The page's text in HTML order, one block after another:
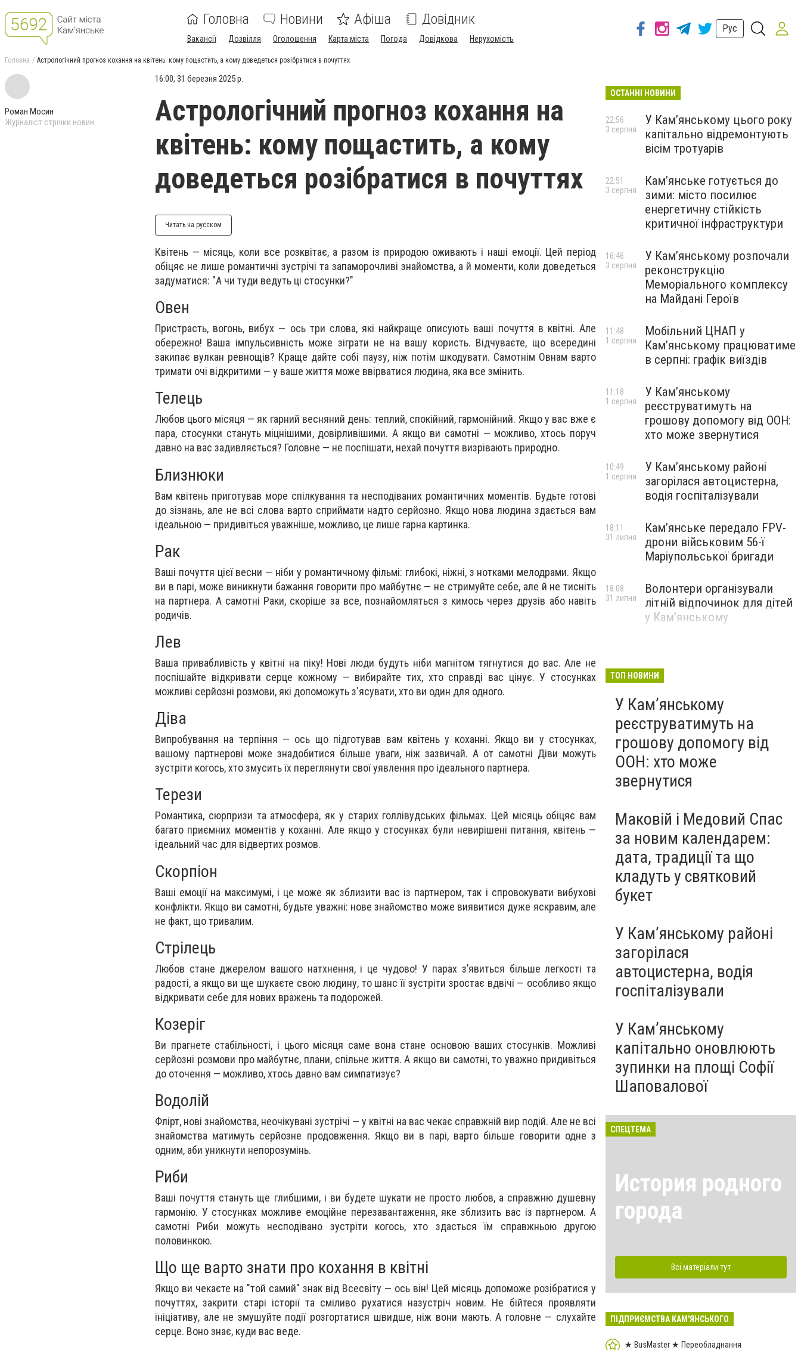
Головна Новини Афіша Довідник
Вакансії Дозвілля Оголошення Карта міста Погода Довідкова Нерухомість
Рус
Головна Астрологічний прогноз кохання на квітень: кому пощастить, а кому доведеться розібратися в почуттях
Роман Мосин
Журналіст стрічки новин
16:00, 31 березня 2025 р.
Астрологічний прогноз кохання на
квітень: кому пощастить, а кому
доведеться розібратися в почуттях
Читать на русском
Квітень — місяць, коли все розквітає, а разом із природою оживають і наші емоції. Цей період
обіцяє не лише романтичні зустрічі та запаморочливі знайомства, а й моменти, коли доведеться
задуматися: "А чи туди ведуть ці стосунки?"
Овен
Пристрасть, вогонь, вибух — ось три слова, які найкраще описують ваші почуття в квітні. Але
обережно! Ваша імпульсивність може зіграти не на вашу користь. Відчуваєте, що всередині
закипає вулкан ревнощів? Краще дайте собі паузу, ніж потім шкодувати. Самотнім Овнам варто
тримати очі відкритими — у ваше життя може ввірватися людина, яка все змінить.
Телець
Любов цього місяця — як гарний весняний день: теплий, спокійний, гармонійний. Якщо у вас вже є
пара, стосунки стануть міцнішими, довірливішими. А якщо ви самотні — можливо, хтось поруч
давно на вас задивляється? Головне — не поспішати, нехай почуття визрівають природно.
Близнюки
Вам квітень приготував море спілкування та несподіваних романтичних моментів. Будьте готові
до зізнань, але не всі слова варто сприймати надто серйозно. Якщо нова людина здається вам
ідеальною — придивіться уважніше, можливо, це лише гарна картинка.
Рак
Ваші почуття цієї весни — ніби у романтичному фільмі: глибокі, ніжні, з нотками мелодрами. Якщо
ви в парі, може виникнути бажання говорити про майбутнє — не стримуйте себе, але й не тисніть
на партнера. А самотні Раки, скоріше за все, познайомляться з кимось через друзів або навіть
родичів.
Лев
Ваша привабливість у квітні на піку! Нові люди будуть ніби магнітом тягнутися до вас. Але не
поспішайте відкривати серце кожному — вибирайте тих, хто справді вас цінує. У стосунках
можливі серйозні розмови, які допоможуть з'ясувати, хто ви один для одного.
Діва
Випробування на терпіння — ось що підготував вам квітень у коханні. Якщо ви у стосунках,
вашому партнерові може знадобитися більше уваги, ніж зазвичай. А от самотні Діви можуть
зустріти когось, хто змусить їх переглянути свої уявлення про ідеального партнера.
Терези
Романтика, сюрпризи та атмосфера, як у старих голлівудських фільмах. Цей місяць обіцяє вам
багато приємних моментів у коханні. Але якщо у стосунках були невирішені питання, квітень —
ідеальний час для відвертих розмов.
Скорпіон
Ваші емоції на максимумі, і це може як зблизити вас із партнером, так і спровокувати вибухові
конфлікти. Якщо ви самотні, будьте уважні: нове знайомство може виявитися дуже яскравим, але
не факт, що тривалим.
Стрілець
Любов стане джерелом вашого натхнення, і це чудово! У парах з’явиться більше легкості та
радості, а якщо ви ще шукаєте свою людину, то шанс її зустріти зростає вдвічі — особливо якщо
відкривати себе для нових вражень та подорожей.
Козеріг
Ви прагнете стабільності, і цього місяця саме вона стане основою ваших стосунків. Можливі
серйозні розмови про майбутнє, плани, спільне життя. А якщо ви самотні, то уважно придивіться
до оточення — можливо, хтось давно вам симпатизує?
Водолій
Флірт, нові знайомства, неочікувані зустрічі — у квітні на вас чекає справжній вир подій. Але не всі
знайомства матимуть серйозне продовження. Якщо ви в парі, варто більше говорити одне з
одним, аби уникнути непорозумінь.
Риби
Ваші почуття стануть ще глибшими, і ви будете шукати не просто любов, а справжню душевну
гармонію. У стосунках можливе емоційне перезавантаження, яке зблизить вас із партнером. А
самотні Риби можуть несподівано зустріти когось, хто здасться їм справжньою другою
половинкою.
Що ще варто знати про кохання в квітні
Якщо ви чекаєте на "той самий" знак від Всесвіту — ось він! Цей місяць допоможе розібратися у
почуттях, закрити старі історії та сміливо рухатися назустріч новим. Не бійтеся проявляти
ініціативу, але не змушуйте події розгортатися швидше, ніж вони мають. А головне — слухайте
серце. Воно знає, куди вас веде.
ОСТАННІ НОВИНИ
У Кам’янському цього року
капітально відремонтують
вісім тротуарів
22:56
3 серпня
Кам’янське готується до
зими: місто посилює
енергетичну стійкість
критичної інфраструктури
22:51
3 серпня
У Кам’янському розпочали
реконструкцію
Меморіального комплексу
на Майдані Героїв
16:46
3 серпня
Мобільний ЦНАП у
Кам’янському працюватиме
в серпні: графік виїздів
11:48
1 серпня
У Кам’янському
реєструватимуть на
грошову допомогу від ООН:
хто може звернутися
11:18
1 серпня
У Кам’янському районі
загорілася автоцистерна,
водія госпіталізували
10:49
1 серпня
Кам’янське передало FPV-
дрони військовим 56-ї
Маріупольської бригади
18:11
31 липня
Волонтери організували
літній відпочинок для дітей
у Кам’янському
18:08
31 липня
ТОП НОВИНИ
У Кам’янському
реєструватимуть на
грошову допомогу від
ООН: хто може
звернутися
Маковій і Медовий Спас
за новим календарем:
дата, традиції та що
кладуть у святковий
букет
У Кам’янському районі
загорілася
автоцистерна, водія
госпіталізували
У Кам’янському
капітально оновлюють
зупинки на площі Софії
Шаповалової
СПЕЦТЕМА
История родного
города
Всі матеріали тут
ПІДПРИЄМСТВА КАМ'ЯНСЬКОГО
★ BusMaster ★ Переобладнання